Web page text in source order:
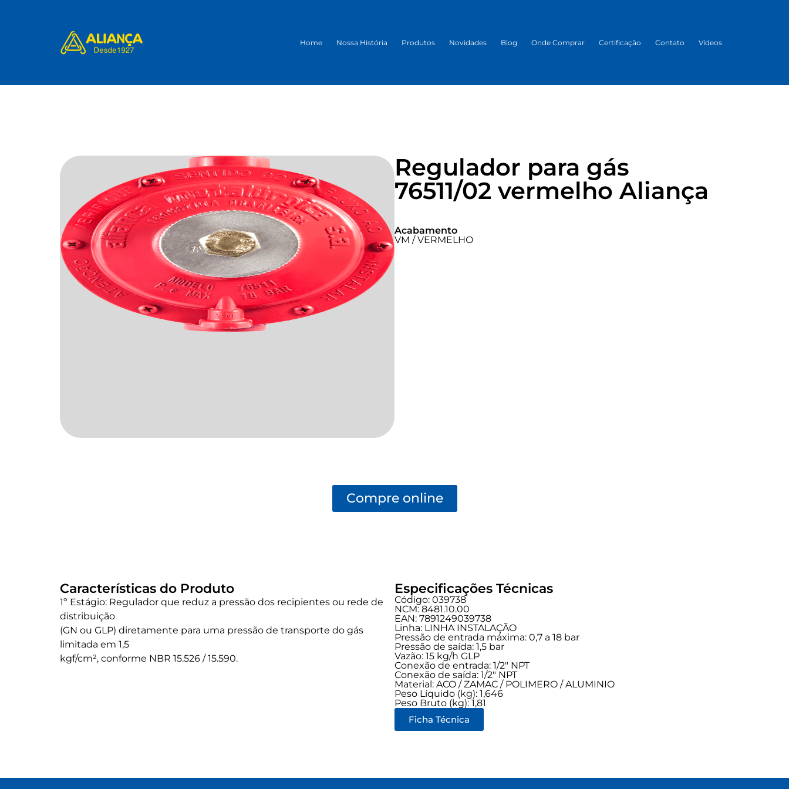
Home Nossa História Produtos Novidades Blog Onde Comprar Certificação Contato Vídeos
Regulador para gás
76511/02 vermelho Aliança
Acabamento
VM / VERMELHO
Compre online
Características do Produto
1º Estágio: Regulador que reduz a pressão dos recipientes ou rede de
distribuição
(GN ou GLP) diretamente para uma pressão de transporte do gás
limitada em 1,5
kgf/cm², conforme NBR 15.526 / 15.590.
Especificações Técnicas
Código: 039738
NCM: 8481.10.00
EAN: 7891249039738
Linha: LINHA INSTALAÇÃO
Pressão de entrada máxima: 0,7 a 18 bar
Pressão de saída: 1,5 bar
Vazão: 15 kg/h GLP
Conexão de entrada: 1/2" NPT
Conexão de saída: 1/2" NPT
Material: ACO / ZAMAC / POLIMERO / ALUMINIO
Peso Líquido (kg): 1,646
Peso Bruto (kg): 1,81
Ficha Técnica